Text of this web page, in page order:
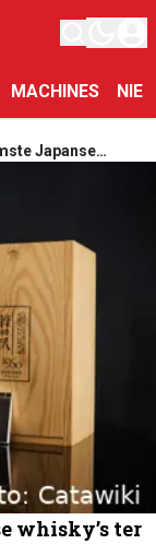
MACHINES
Japanse
whisky’s ter